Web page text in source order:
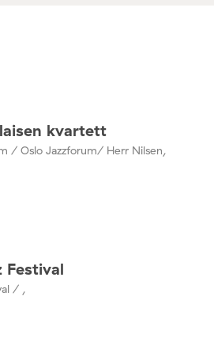
kvartett
/ Oslo Jazzforum/ Herr Nilsen,
Festival
/ ,